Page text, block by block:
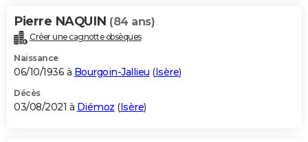
Pierre NAQUIN (84 ans)
Créer une cagnotte obsèques
Naissance
06/10/1936 à Bourgoin-Jallieu (Isère)
Décès
03/08/2021 à Diémoz (Isère)